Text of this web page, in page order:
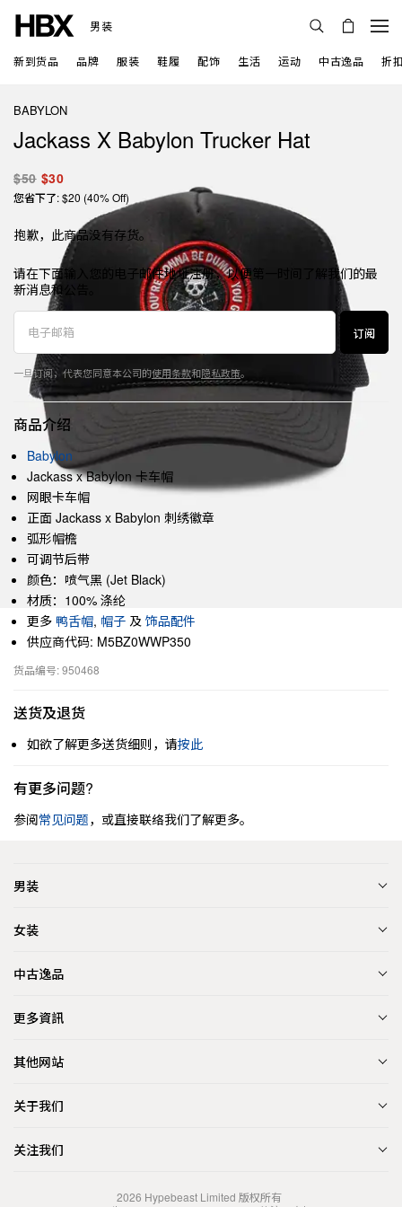
男装
新到货品 品牌 服装 鞋履 配饰 生活 运动 中古逸品 折
BABYLON
Jackass X Babylon Trucker Hat
$50 $30
您省下了: $20 (40% Off)
抱歉，此商品没有存货。
请在下面输入您的电子邮件地址注册，以便第一时间了解我们的最
新消息和公告。
订阅
一旦订阅，代表您同意本公司的使用条款和隐私政策。
商品介绍
Babylon
Jackass x Babylon 卡车帽
网眼卡车帽
正面 Jackass x Babylon 刺绣徽章
弧形帽檐
可调节后带
颜色：喷气黑 (Jet Black)
材质：100% 涤纶
更多 鸭舌帽, 帽子 及 饰品配件
供应商代码: M5BZ0WWP350
货品编号: 950468
送货及退货
如欲了解更多送货细则，请按此
有更多问题?
参阅常见问题，或直接联络我们了解更多。
男装
女装
中古逸品
更多資訊
其他网站
关于我们
关注我们
2026 Hypebeast Limited 版权所有